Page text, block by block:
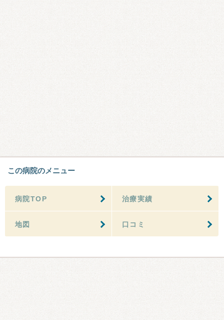
この病院のメニュー
病院TOP 治療実績
地図 口コミ